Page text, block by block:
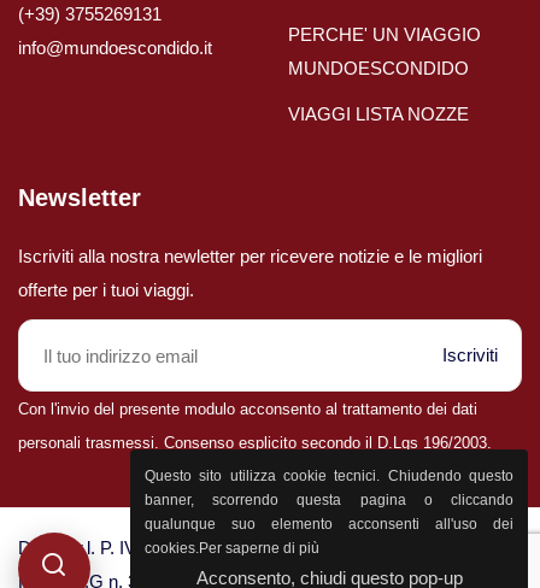
Questo sito utilizza cookie tecnici. Chiudendo questo
banner, scorrendo questa pagina o cliccando
qualunque suo elemento acconsenti all'uso dei
cookies.Per saperne di più
Acconsento, chiudi questo pop-up
0432 25400
(+39) 3755269131
info@mundoescondido.it
PERCHE' UN VIAGGIO
MUNDOESCONDIDO
VIAGGI LISTA NOZZE
Newsletter
Iscriviti alla nostra newletter per ricevere notizie e le migliori
offerte per i tuoi viaggi.
Iscriviti
Con l'invio del presente modulo acconsento al trattamento dei dati
personali trasmessi. Consenso esplicito secondo il D.Lgs 196/2003.
D&P S.r.l. P. IVA 02398830303 - CCIA Udine n. 25774 - Aut.
Reg. F.V.G n. 3124 - Polizza “Filo Diretto” n. 1505000904/E